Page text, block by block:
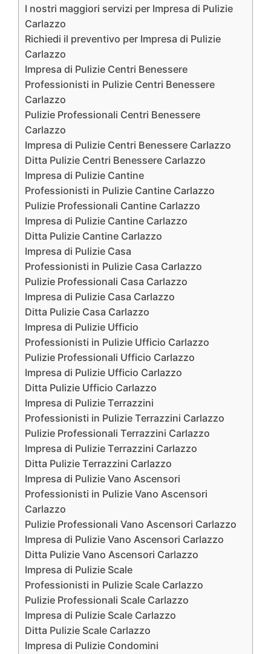
I nostri maggiori servizi per Impresa di Pulizie
Carlazzo
Richiedi il preventivo per Impresa di Pulizie
Carlazzo
Impresa di Pulizie Centri Benessere
Professionisti in Pulizie Centri Benessere
Carlazzo
Pulizie Professionali Centri Benessere
Carlazzo
Impresa di Pulizie Centri Benessere Carlazzo
Ditta Pulizie Centri Benessere Carlazzo
Impresa di Pulizie Cantine
Professionisti in Pulizie Cantine Carlazzo
Pulizie Professionali Cantine Carlazzo
Impresa di Pulizie Cantine Carlazzo
Ditta Pulizie Cantine Carlazzo
Impresa di Pulizie Casa
Professionisti in Pulizie Casa Carlazzo
Pulizie Professionali Casa Carlazzo
Impresa di Pulizie Casa Carlazzo
Ditta Pulizie Casa Carlazzo
Impresa di Pulizie Ufficio
Professionisti in Pulizie Ufficio Carlazzo
Pulizie Professionali Ufficio Carlazzo
Impresa di Pulizie Ufficio Carlazzo
Ditta Pulizie Ufficio Carlazzo
Impresa di Pulizie Terrazzini
Professionisti in Pulizie Terrazzini Carlazzo
Pulizie Professionali Terrazzini Carlazzo
Impresa di Pulizie Terrazzini Carlazzo
Ditta Pulizie Terrazzini Carlazzo
Impresa di Pulizie Vano Ascensori
Professionisti in Pulizie Vano Ascensori
Carlazzo
Pulizie Professionali Vano Ascensori Carlazzo
Impresa di Pulizie Vano Ascensori Carlazzo
Ditta Pulizie Vano Ascensori Carlazzo
Impresa di Pulizie Scale
Professionisti in Pulizie Scale Carlazzo
Pulizie Professionali Scale Carlazzo
Impresa di Pulizie Scale Carlazzo
Ditta Pulizie Scale Carlazzo
Impresa di Pulizie Condomini